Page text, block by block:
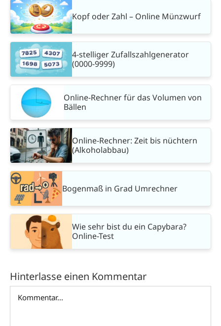
Kopf oder Zahl – Online Münzwurf
4-stelliger Zufallszahlgenerator
(0000-9999)
Online-Rechner für das Volumen von
Bällen
Online-Rechner: Zeit bis nüchtern
(Alkoholabbau)
Bogenmaß in Grad Umrechner
Wie sehr bist du ein Capybara?
Online-Test
Hinterlasse einen Kommentar